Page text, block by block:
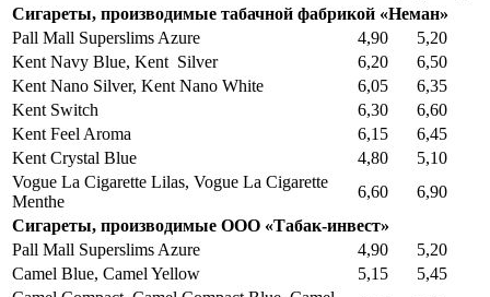
Сигареты, производимые табачной фабрикой «Неман»
Pall Mall Superslims Azure
4,90
5,20
Kent Navy Blue, Kent Silver
6,20
6,50
Kent Nano Silver, Kent Nano White
6,05
6,35
Kent Switch
6,30
6,60
Kent Feel Aroma
6,15
6,45
Kent Crystal Blue
4,80
5,10
Vogue La Cigarette Lilas, Vogue La Cigarette
Menthe
6,60
6,90
Сигареты, производимые ООО «Табак-инвест»
Pall Mall Superslims Azure
4,90
5,20
Camel Blue, Camel Yellow
5,15
5,45